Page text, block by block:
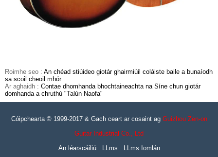
Roimhe seo : An chéad stiúideo giotár ghairmiúil coláiste baile a bunaíodh
sa scoil cheoil mhór
Ar aghaidh : Contae dhomhanda bhochtaineachta na Síne chun giotár
domhanda a chruthú "Talún Naofa"
Cóipchearta © 1999-2017 & Gach ceart ar cosaint ag Guizhou Zen-on
Guitar Industrial Co., Ltd
An léarscáiliú
LLms LLms Iomlán